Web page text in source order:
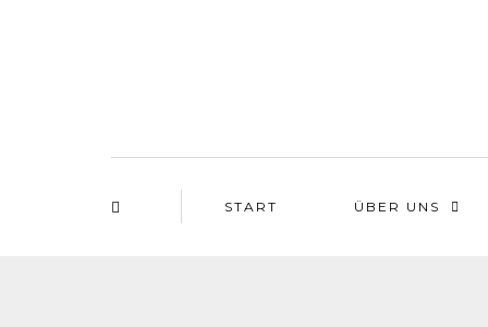
START ÜBER UNS